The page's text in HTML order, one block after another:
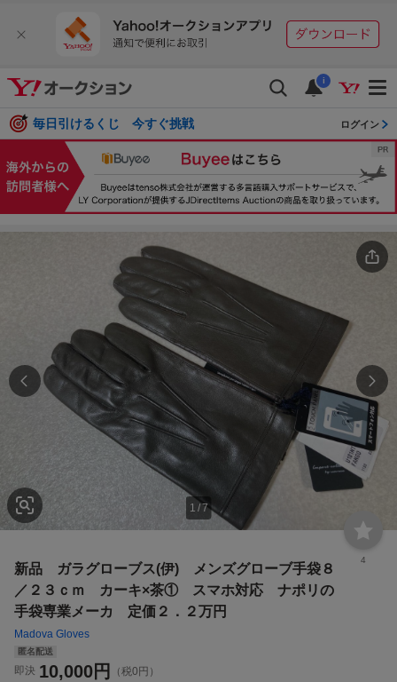
i
毎日引けるくじ 今すぐ挑戦 ログイン
1 / 7
4
新品 ガラグローブス(伊) メンズグローブ手袋８
／２３ｃｍ カーキ×茶① スマホ対応 ナポリの
手袋専業メーカ 定価２．２万円
Madova Gloves
匿名配送
即決 10,000円
（税0円）